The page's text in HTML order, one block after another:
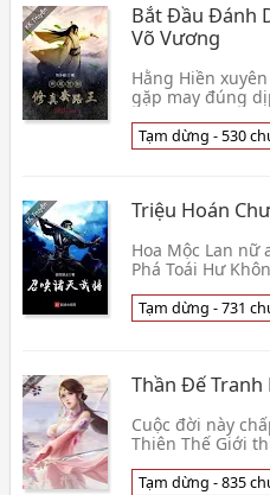
Bắt Đầu Đánh
Võ Vương
Hằng Hiền
gặp may đúng
đều là tinh vi t👦
Tạm dừng - 530
Triệu Hoán
Hoa Mộc Lan nữ
Phá Toái Hư
cầm trong t👦 Y
Tạm dừng - 731
Thần Đế Tranh
Cuộc đời này
Thiên Thế Giới
không hưu! Tin👦
Tạm dừng - 835